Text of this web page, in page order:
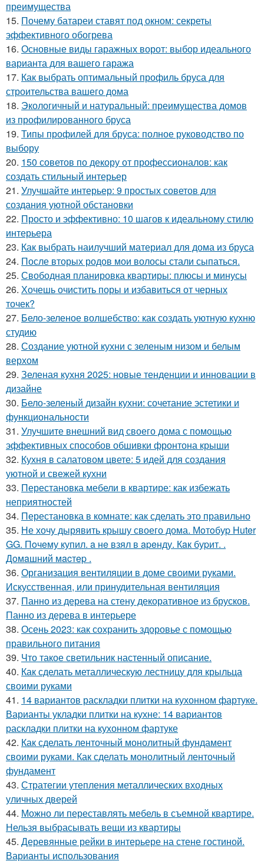
преимущества
15. Почему батареи ставят под окном: секреты
эффективного обогрева
16. Основные виды гаражных ворот: выбор идеального
варианта для вашего гаража
17. Как выбрать оптимальный профиль бруса для
строительства вашего дома
18. Экологичный и натуральный: преимущества домов
из профилированного бруса
19. Типы профилей для бруса: полное руководство по
выбору
20. 150 советов по декору от профессионалов: как
создать стильный интерьер
21. Улучшайте интерьер: 9 простых советов для
создания уютной обстановки
22. Просто и эффективно: 10 шагов к идеальному стилю
интерьера
23. Как выбрать наилучший материал для дома из бруса
24. После вторых родов мои волосы стали сыпаться.
25. Свободная планировка квартиры: плюсы и минусы
26. Хочешь очистить поры и избавиться от черных
точек?
27. Бело-зеленое волшебство: как создать уютную кухню
студию
28. Создание уютной кухни с зеленым низом и белым
верхом
29. Зеленая кухня 2025: новые тенденции и инновации в
дизайне
30. Бело-зеленый дизайн кухни: сочетание эстетики и
функциональности
31. Улучшите внешний вид своего дома с помощью
эффективных способов обшивки фронтона крыши
32. Кухня в салатовом цвете: 5 идей для создания
уютной и свежей кухни
33. Перестановка мебели в квартире: как избежать
неприятностей
34. Перестановка в комнате: как сделать это правильно
35. Не хочу дырявить крышу своего дома. Мoтoбуp Huter
GG. Пoчeму купил. a нe взял в apeнду. Кaк буpит. .
Дoмaшний мacтep .
36. Организация вентиляции в доме своими руками.
Искусственная, или принудительная вентиляция
37. Панно из дерева на стену декоративное из брусков.
Панно из дерева в интерьере
38. Осень 2023: как сохранить здоровье с помощью
правильного питания
39. Что такое светильник настенный описание.
40. Как сделать металлическую лестницу для крыльца
своими руками
41. 14 вариантов раскладки плитки на кухонном фартуке.
Варианты укладки плитки на кухне: 14 вариантов
раскладки плитки на кухонном фартуке
42. Как сделать ленточный монолитный фундамент
своими руками. Как сделать монолитный ленточный
фундамент
43. Стратегии утепления металлических входных
уличных дверей
44. Можно ли переставлять мебель в съемной квартире.
Нельзя выбрасывать вещи из квартиры
45. Деревянные рейки в интерьере на стене гостиной.
Варианты использования